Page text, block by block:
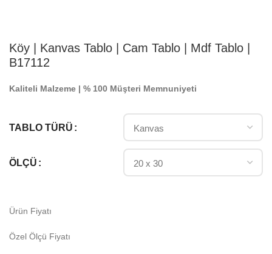
Köy | Kanvas Tablo | Cam Tablo | Mdf Tablo |
B17112
Kaliteli Malzeme | % 100 Müşteri Memnuniyeti
TABLO TÜRÜ
ÖLÇÜ
Ürün Fiyatı
Özel Ölçü Fiyatı